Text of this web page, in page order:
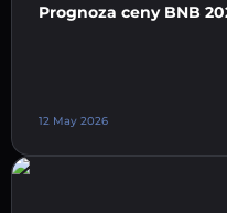
Prognoza ceny BNB
12 May 2026